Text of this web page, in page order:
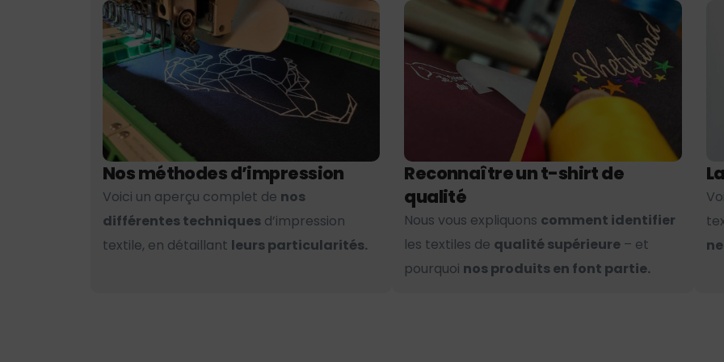
Nos méthodes d’impression
Voici un aperçu complet de nos
différentes techniques d’impression
textile, en détaillant leurs particularités.
Reconnaître un t-shirt de
qualité
Nous vous expliquons comment identifier
les textiles de qualité supérieure – et
pourquoi nos produits en font partie.